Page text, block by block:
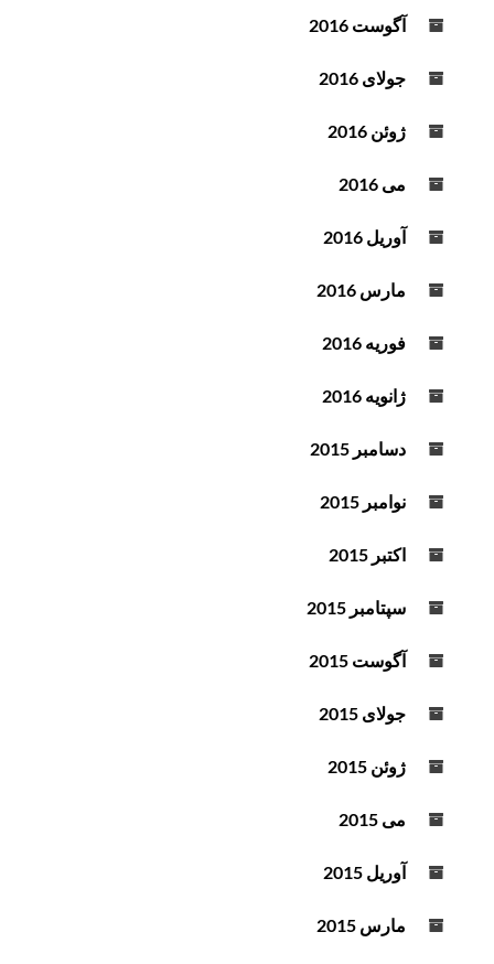
آگوست 2016
جولای 2016
ژوئن 2016
می 2016
آوریل 2016
مارس 2016
فوریه 2016
ژانویه 2016
دسامبر 2015
نوامبر 2015
اکتبر 2015
سپتامبر 2015
آگوست 2015
جولای 2015
ژوئن 2015
می 2015
آوریل 2015
مارس 2015